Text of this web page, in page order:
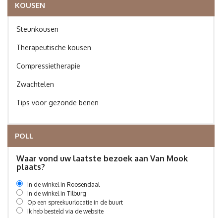
KOUSEN
Steunkousen
Therapeutische kousen
Compressietherapie
Zwachtelen
Tips voor gezonde benen
POLL
Waar vond uw laatste bezoek aan Van Mook
plaats?
In de winkel in Roosendaal
In de winkel in Tilburg
Op een spreekuurlocatie in de buurt
Ik heb besteld via de website